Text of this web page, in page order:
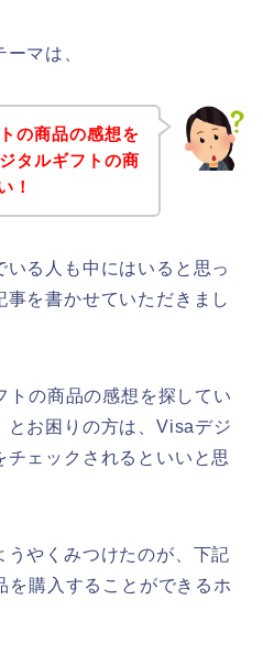
マは、
の商品の感想を
タルギフトの商
！
る人も中にはいると思っ
を書かせていただきまし
トの商品の感想を探してい
とお困りの方は、Visaデジ
チェックされるといいと思
うやくみつけたのが、下記
購入することができるホ